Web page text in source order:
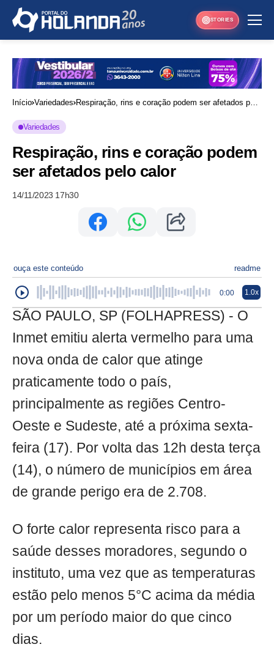
STORIES
Início Variedades Respiração, rins e coração podem ser afetados pelo
Variedades
Respiração, rins e coração podem
ser afetados pelo calor
14/11/2023 17h30
ouça este conteúdo readme
0:00 1.0x
SÃO PAULO, SP (FOLHAPRESS) - O
Inmet emitiu alerta vermelho para uma
nova onda de calor que atinge
praticamente todo o país,
principalmente as regiões Centro-
Oeste e Sudeste, até a próxima sexta-
feira (17). Por volta das 12h desta terça
(14), o número de municípios em área
de grande perigo era de 2.708.
O forte calor representa risco para a
saúde desses moradores, segundo o
instituto, uma vez que as temperaturas
estão pelo menos 5°C acima da média
por um período maior do que cinco
dias.